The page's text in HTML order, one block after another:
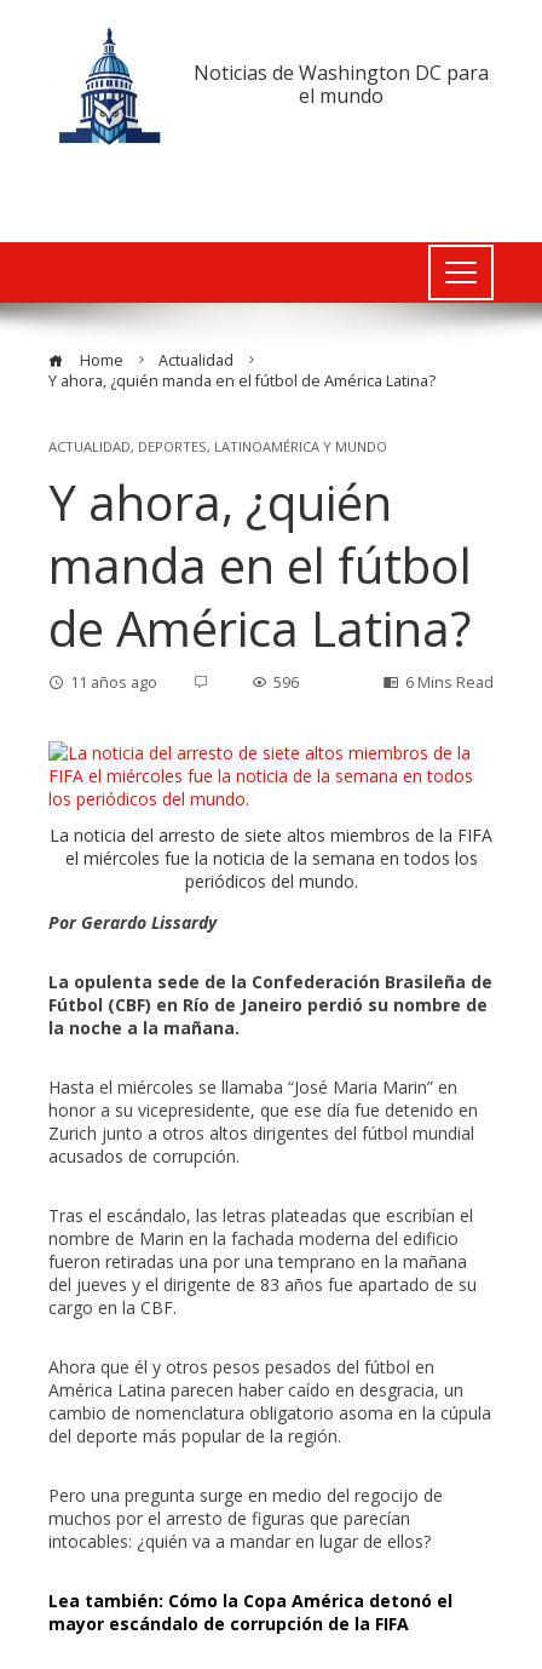
Noticias de Washington DC para
el mundo
Home
Actualidad
Y ahora, ¿quién manda en el fútbol de América Latina?
ACTUALIDAD, DEPORTES, LATINOAMÉRICA Y MUNDO
Y ahora, ¿quién
manda en el fútbol
de América Latina?
11 años ago 596 6 Mins Read
La noticia del arresto de siete altos miembros de la FIFA
el miércoles fue la noticia de la semana en todos los
periódicos del mundo.
Por Gerardo Lissardy
La opulenta sede de la Confederación Brasileña de
Fútbol (CBF) en Río de Janeiro perdió su nombre de
la noche a la mañana.
Hasta el miércoles se llamaba “José Maria Marin” en
honor a su vicepresidente, que ese día fue detenido en
Zurich junto a otros altos dirigentes del fútbol mundial
acusados de corrupción.
Tras el escándalo, las letras plateadas que escribían el
nombre de Marin en la fachada moderna del edificio
fueron retiradas una por una temprano en la mañana
del jueves y el dirigente de 83 años fue apartado de su
cargo en la CBF.
Ahora que él y otros pesos pesados del fútbol en
América Latina parecen haber caído en desgracia, un
cambio de nomenclatura obligatorio asoma en la cúpula
del deporte más popular de la región.
Pero una pregunta surge en medio del regocijo de
muchos por el arresto de figuras que parecían
intocables: ¿quién va a mandar en lugar de ellos?
Lea también: Cómo la Copa América detonó el
mayor escándalo de corrupción de la FIFA